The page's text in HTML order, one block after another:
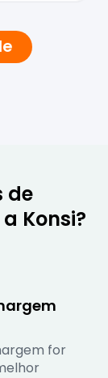
de
Konsi?
for